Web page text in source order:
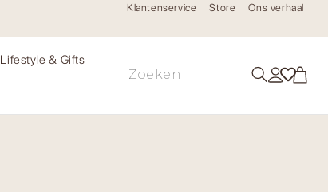
Klantenservice Store Ons verhaal
Lifestyle & Gifts